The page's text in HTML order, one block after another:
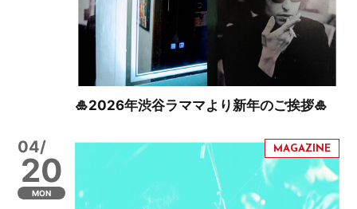
🎍2026年渋谷ラママより新年のご挨拶🎍
04/
20
MON